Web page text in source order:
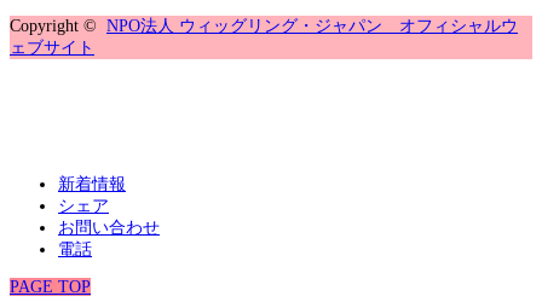
Copyright © NPO法人 ウィッグリング・ジャパン オフィシャルウ
ェブサイト
新着情報
シェア
お問い合わせ
電話
PAGE TOP